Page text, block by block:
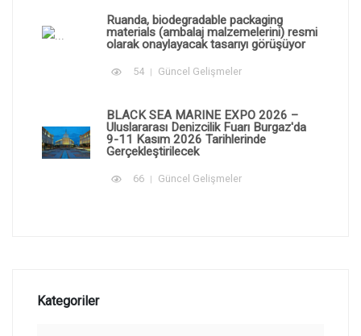
Ruanda, biodegradable packaging
materials (ambalaj malzemelerini) resmi
olarak onaylayacak tasarıyı görüşüyor
54 Güncel Gelişmeler
BLACK SEA MARINE EXPO 2026 –
Uluslararası Denizcilik Fuarı Burgaz'da
9-11 Kasım 2026 Tarihlerinde
Gerçekleştirilecek
66 Güncel Gelişmeler
Kategoriler